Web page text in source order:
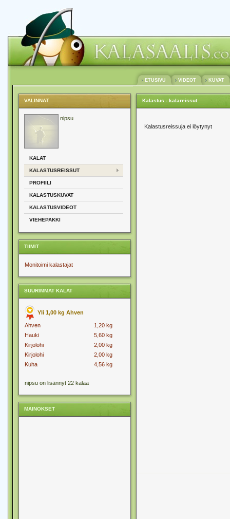
ETUSIVU VIDEOT KUVAT
VALINNAT
nipsu
KALAT
KALASTUSREISSUT
PROFIILI
KALASTUSKUVAT
KALASTUSVIDEOT
VIEHEPAKKI
TIIMIT
Monitoimi kalastajat
SUURIMMAT KALAT
Yli 1,00 kg Ahven
Ahven
1,20 kg
Hauki
5,60 kg
Kirjolohi
2,00 kg
Kirjolohi
2,00 kg
Kuha
4,56 kg
nipsu on lisännyt 22 kalaa
MAINOKSET
Kalastus - kalareissut
Kalastusreissuja ei löytynyt